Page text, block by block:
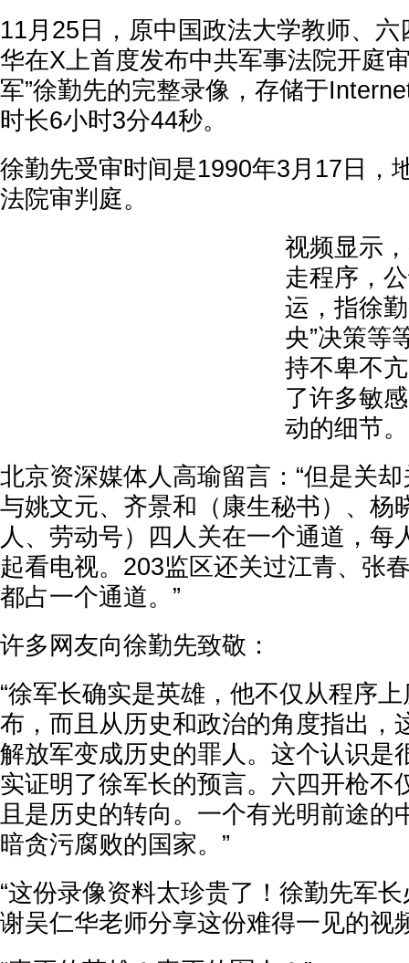
11月25日，原中国政法大学教师、
华在X上首度发布中共军事法院开庭
军”徐勤先的完整录像，存储于
时长6小时3分44秒。
徐勤先受审时间是1990年3月17日，
法院审判庭。
视频显示
走程序，
运，指徐
央”决策等
持不卑不
了许多敏
动的细节。
北京资深媒体人高瑜留言：“但是关
与姚文元、齐景和（康生秘书）、杨
人、劳动号）四人关在一个通道，每
起看电视。203监区还关过江青、张
都占一个通道。”
许多网友向徐勤先致敬：
“徐军长确实是英雄，他不仅从程序
布，而且从历史和政治的角度指出，
解放军变成历史的罪人。这个认识是
实证明了徐军长的预言。六四开枪不
且是历史的转向。一个有光明前途的
暗贪污腐败的国家。”
“这份录像资料太珍贵了！徐勤先军
谢吴仁华老师分享这份难得一见的视